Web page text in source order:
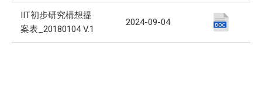
IIT初步研究構想提
案表_20180104 V.1
2024-09-04